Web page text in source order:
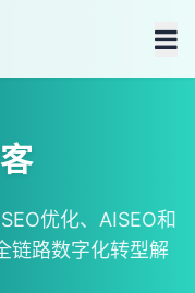
优化、AISEO和
链路数字化转型解